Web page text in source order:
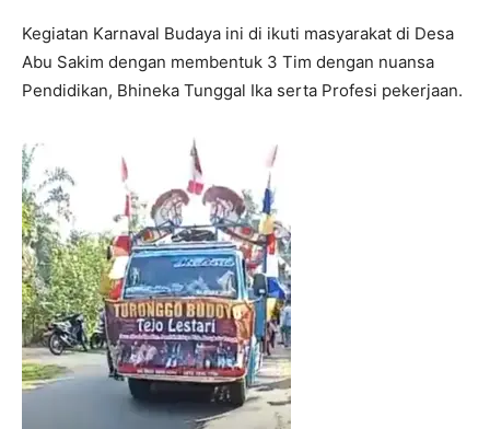
Kegiatan Karnaval Budaya ini di ikuti masyarakat di Desa
Abu Sakim dengan membentuk 3 Tim dengan nuansa
Pendidikan, Bhineka Tunggal Ika serta Profesi pekerjaan.